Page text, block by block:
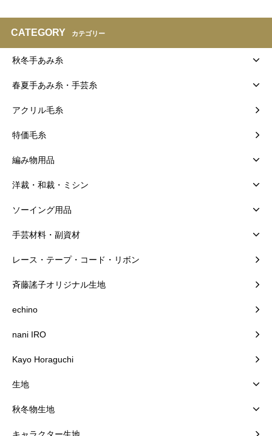
CATEGORY カテゴリー
秋冬手あみ糸
春夏手あみ糸・手芸糸
アクリル毛糸
特価毛糸
編み物用品
洋裁・和裁・ミシン
ソーイング用品
手芸材料・副資材
レース・テープ・コード・リボン
斉藤謠子オリジナル生地
echino
nani IRO
Kayo Horaguchi
生地
秋冬物生地